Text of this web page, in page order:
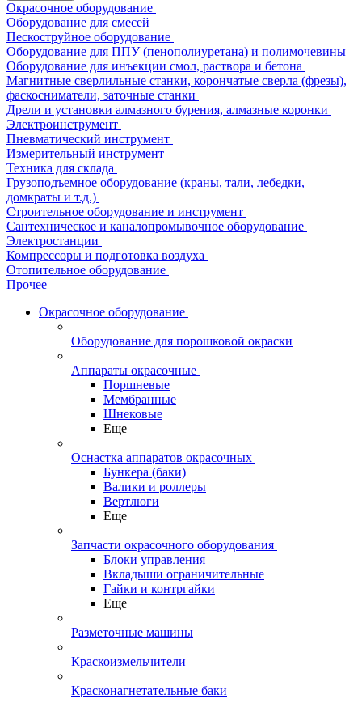
Окрасочное оборудование
Оборудование для смесей
Пескоструйное оборудование
Оборудование для ППУ (пенополиуретана) и полимочевины
Оборудование для инъекции смол, раствора и бетона
Магнитные сверлильные станки, корончатые сверла (фрезы),
фаскосниматели, заточные станки
Дрели и установки алмазного бурения, алмазные коронки
Электроинструмент
Пневматический инструмент
Измерительный инструмент
Техника для склада
Грузоподъемное оборудование (краны, тали, лебедки,
домкраты и т.д.)
Строительное оборудование и инструмент
Сантехническое и каналопромывочное оборудование
Электростанции
Компрессоры и подготовка воздуха
Отопительное оборудование
Прочее
Окрасочное оборудование
Оборудование для порошковой окраски
Аппараты окрасочные
Поршневые
Мембранные
Шнековые
Еще
Оснастка аппаратов окрасочных
Бункера (баки)
Валики и роллеры
Вертлюги
Еще
Запчасти окрасочного оборудования
Блоки управления
Вкладыши ограничительные
Гайки и контргайки
Еще
Разметочные машины
Краскоизмельчители
Красконагнетательные баки